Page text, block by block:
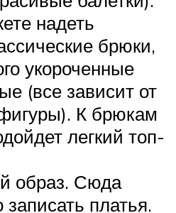
надеть
брюки,
укороченные
(все зависит от
К брюкам
легкий топ-
образ. Сюда
платья.